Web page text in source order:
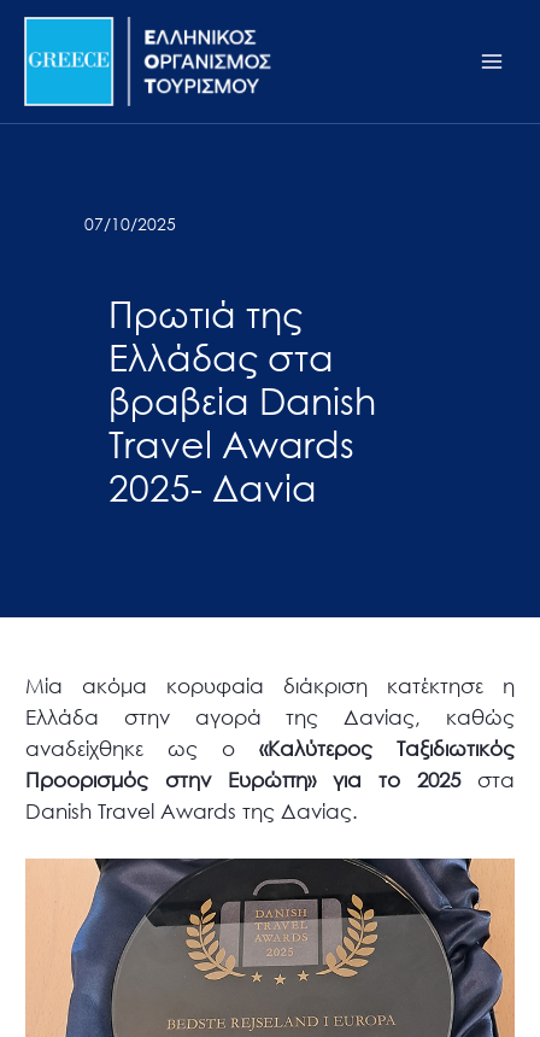
Σημείωση:
ιστότοπος
προσβασιμότητας.
Μετάβαση
περιεχόμενο
07/10/2025
Πρωτιά της
Ελλάδας στα
βραβεία Danish
Travel Awards
2025- Δανία
Μία ακόμα κορυφαία διάκριση κατέκτησε η
Ελλάδα στην αγορά της Δανίας, καθώς
αναδείχθηκε ως ο «Καλύτερος Ταξιδιωτικός
Προορισμός στην Ευρώπη» για το 2025στα
Danish Travel Awards της Δανίας.